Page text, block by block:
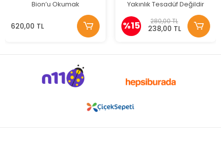
Bion’u Okumak
620,00 TL
Yakınlık Tesadüf Değildir
%15 280,00 TL
238,00 TL